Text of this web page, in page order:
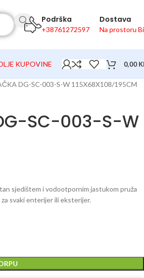
Podrška
+38761272597
Dostava
Na prostoru
KUPOVINE 0,00
DG-SC-003-S-W 115X68X108/195CM
SC-003-S-W
sjedištem i vodootpornim jastukom pruža
svaki enterijer ili eksterijer.